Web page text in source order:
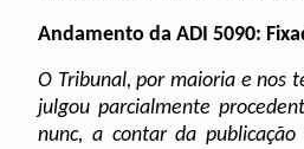
Andamento da ADI 5090:
O Tribunal, por maioria e nos
julgou parcialmente
nunc, a contar da